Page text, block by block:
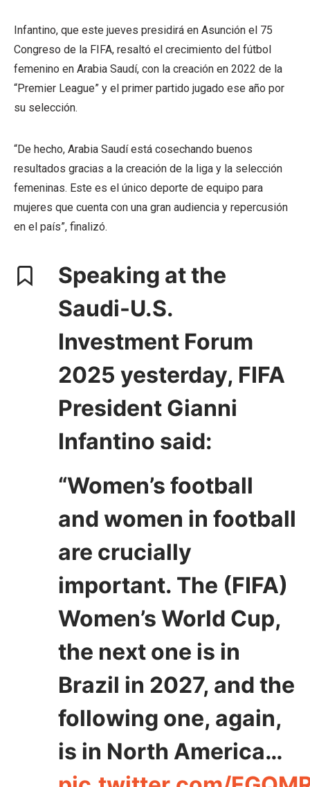
Infantino, que este jueves presidirá en Asunción el 75
Congreso de la FIFA, resaltó el crecimiento del fútbol
femenino en Arabia Saudí, con la creación en 2022 de la
“Premier League” y el primer partido jugado ese año por
su selección.
“De hecho, Arabia Saudí está cosechando buenos
resultados gracias a la creación de la liga y la selección
femeninas. Este es el único deporte de equipo para
mujeres que cuenta con una gran audiencia y repercusión
en el país”, finalizó.
Speaking at the
Saudi-U.S.
Investment Forum
2025 yesterday, FIFA
President Gianni
Infantino said:
“Women’s football
and women in football
are crucially
important. The (FIFA)
Women’s World Cup,
the next one is in
Brazil in 2027, and the
following one, again,
is in North America…